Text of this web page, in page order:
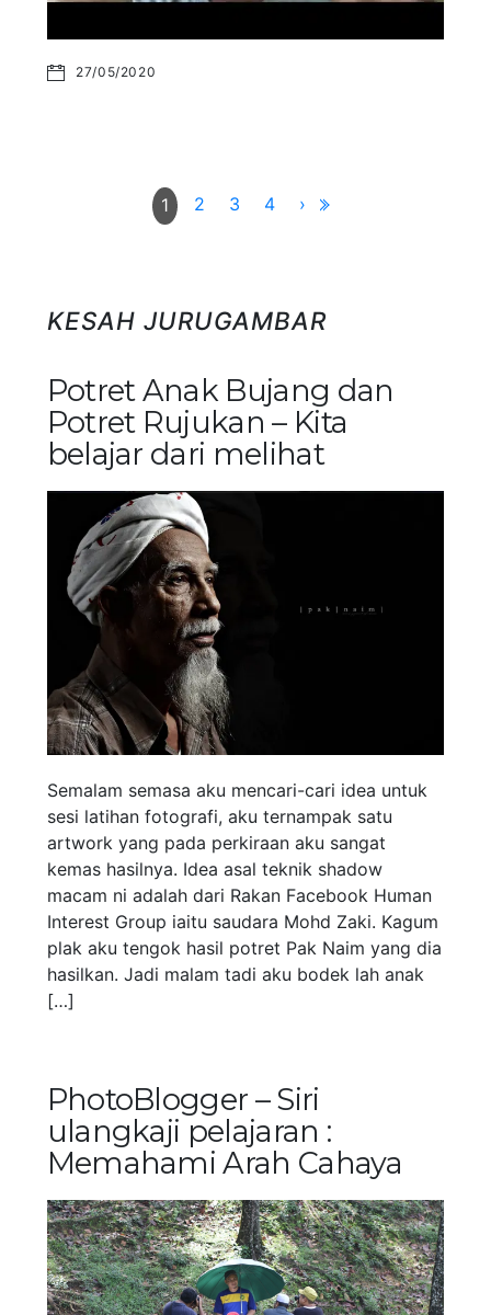
27/05/2020
1 2 3 4 ›
KESAH JURUGAMBAR
Potret Anak Bujang dan
Potret Rujukan – Kita
belajar dari melihat
Semalam semasa aku mencari-cari idea untuk
sesi latihan fotografi, aku ternampak satu
artwork yang pada perkiraan aku sangat
kemas hasilnya. Idea asal teknik shadow
macam ni adalah dari Rakan Facebook Human
Interest Group iaitu saudara Mohd Zaki. Kagum
plak aku tengok hasil potret Pak Naim yang dia
hasilkan. Jadi malam tadi aku bodek lah anak
[…]
PhotoBlogger – Siri
ulangkaji pelajaran :
Memahami Arah Cahaya